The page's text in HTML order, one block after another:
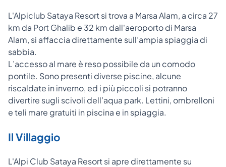
L'Alpiclub Sataya Resort si trova a Marsa Alam, a circa 27
km da Port Ghalib e 32 km dall'aeroporto di Marsa
Alam, si affaccia direttamente sull’ampia spiaggia di
sabbia.
L’accesso al mare è reso possibile da un comodo
pontile. Sono presenti diverse piscine, alcune
riscaldate in inverno, ed i più piccoli si potranno
divertire sugli scivoli dell’aqua park. Lettini, ombrelloni
e teli mare gratuiti in piscina e in spiaggia.
Il Villaggio
L'Alpi Club Sataya Resort si apre direttamente su